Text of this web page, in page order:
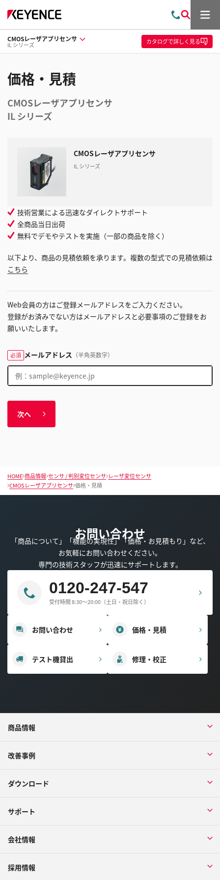
問
い
合
わ
索
メ
ュ
ー
CMOSレーザアプリセンサ
IL シリーズ カタログで詳しく見る
価格・見積
CMOSレーザアプリセンサ
IL シリーズ
CMOSレーザアプリセンサ
IL シリーズ
技術営業による迅速なダイレクトサポート
全商品当日出荷
無料でデモやテストを実施（一部の商品を除く）
以下より、商品の見積依頼を承ります。複数の型式での見積依頼は
こちら
Web会員の方はご登録メールアドレスをご入力ください。
登録がお済みでない方はメールアドレスと必要事項のご登録をお
願いいたします。
必須 メールアドレス （半角英数字）
次へ
HOME 商品情報 センサ / 判別変位センサ レーザ変位センサ
CMOSレーザアプリセンサ 価格・見積
お問い合わせ
「商品について」「機能の実現性」「価格・お見積もり」など、
お気軽にお問い合わせください。
専門の技術スタッフが迅速にサポートします。
0120-247-547
受付時間 8:30～20:00（土日・祝日除く）
お問い合わせ 価格・見積
テスト機貸出 修理・校正
商品情報
改善事例
ダウンロード
サポート
会社情報
採用情報